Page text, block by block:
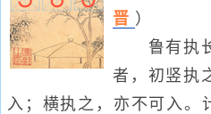
晋 ）
鲁有执长
者，初竖执
入；横执之，亦不可入。